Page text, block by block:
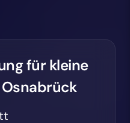
für kleine